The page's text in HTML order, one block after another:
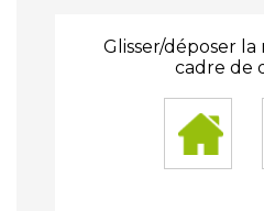
Glisser/déposer la
cadre de